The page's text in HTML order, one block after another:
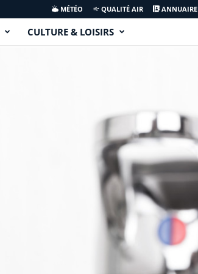
MÉTÉO QUALITÉ AIR ANNUAIRE
CULTURE & LOISIRS